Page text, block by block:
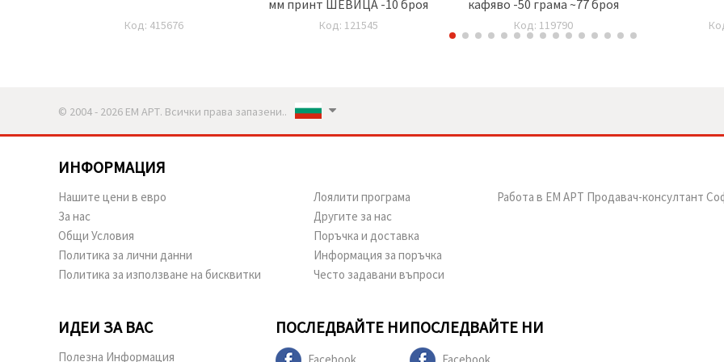
Код: 415676
мм принт ШЕВИЦА -10 броя
Код: 121545
кафяво -50 грама ~77 броя
Код: 119790
© 2004 - 2026 ЕМ АРТ. Всички права запазени..
ИНФОРМАЦИЯ
Нашите цени в евро
За нас
Общи Условия
Политика за лични данни
Политика за използване на бисквитки
Лоялити програма
Другите за нас
Поръчка и доставка
Информация за поръчка
Често задавани въпроси
Работа в ЕМ АРТ Продавач-консултант
ИДЕИ ЗА ВАС
Полезна Информация
ПОСЛЕДВАЙТЕ НИ
Facebook
ПОСЛЕДВАЙТЕ НИ
Facebook